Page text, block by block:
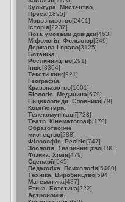
Культура. Мистецтво.
Преса[1895]
Мовознавство[2461]
Історія[2237]
Поза умовами довідки[463]
Міфологія. Фольклор[249]
Держава і право[3125]
Ботаніка.
Рослинництво[291]
Інше[3364]
Тексти книг[921]
Географія.
Краєзнавство[1001]
Біологія. Медицина[679]
Енциклопедії. Словники[79]
Комп'ютери.
Телекомунікації[723]
Театр. Кінематограф[170]
Образотворче
мистецтво[288]
Філософія. Релігія[747]
Зоологія. Тваринництво[180]
Фізика. Хімія[479]
Сценарії[545]
Педагогіка. Психологія[5400]
Техніка. Виробництво[594]
Математика[487]
Етика. Естетика[222]
Астрономія.